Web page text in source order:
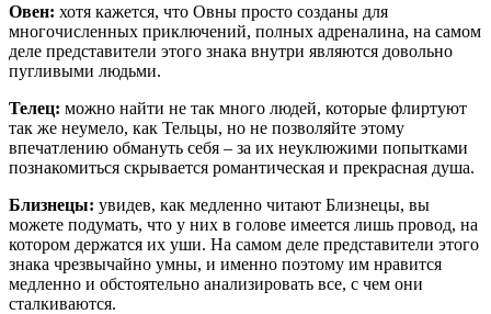
Овен: хотя кажется, что Овны просто созданы для
многочисленных приключений, полных адреналина, на самом
деле представители этого знака внутри являются довольно
пугливыми людьми.
Телец: можно найти не так много людей, которые флиртуют
так же неумело, как Тельцы, но не позволяйте этому
впечатлению обмануть себя – за их неуклюжими попытками
познакомиться скрывается романтическая и прекрасная душа.
Близнецы: увидев, как медленно читают Близнецы, вы
можете подумать, что у них в голове имеется лишь провод, на
котором держатся их уши. На самом деле представители этого
знака чрезвычайно умны, и именно поэтому им нравится
медленно и обстоятельно анализировать все, с чем они
сталкиваются.